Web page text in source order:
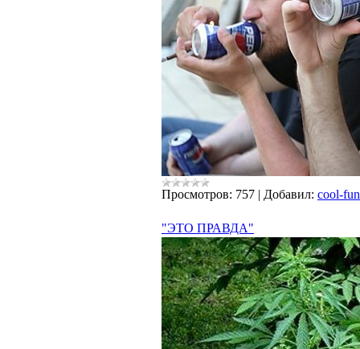
Просмотров: 757 | Добавил: cool-fun
"ЭТО ПРАВДА"